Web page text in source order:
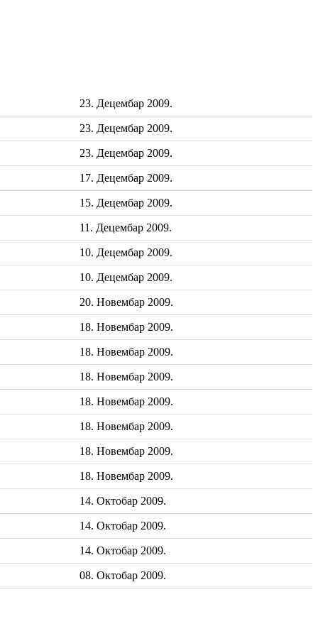
23. Децембар 2009.
23. Децембар 2009.
23. Децембар 2009.
17. Децембар 2009.
15. Децембар 2009.
11. Децембар 2009.
10. Децембар 2009.
10. Децембар 2009.
20. Новембар 2009.
18. Новембар 2009.
18. Новембар 2009.
18. Новембар 2009.
18. Новембар 2009.
18. Новембар 2009.
18. Новембар 2009.
18. Новембар 2009.
14. Октобар 2009.
14. Октобар 2009.
14. Октобар 2009.
08. Октобар 2009.